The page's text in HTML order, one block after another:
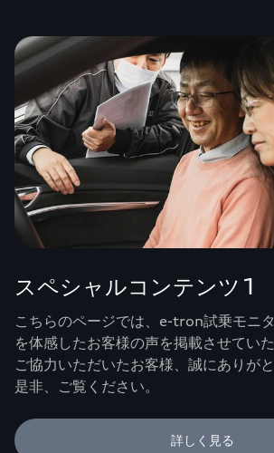
スペシャルコンテンツ1
こちらのページでは、e-tron試乗モニ
を体感したお客様の声を掲載させてい
ご協力いただいたお客様、誠にありが
是非、ご覧ください。
詳しく見る